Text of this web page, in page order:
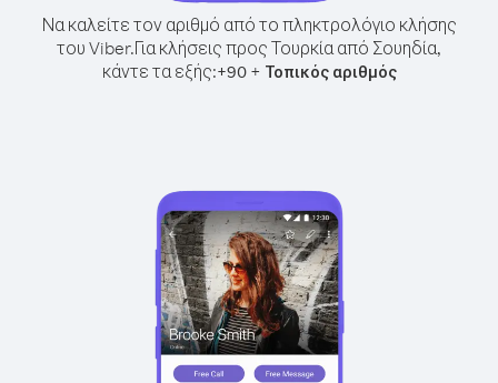
Να καλείτε τον αριθμό από το πληκτρολόγιο κλήσης
του Viber.Για κλήσεις προς Τουρκία από Σουηδία,
κάντε τα εξής:+90+ Τοπικός αριθμός